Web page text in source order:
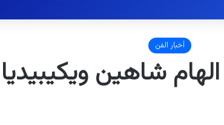
أخبار الفن
شاهين ويكيبيديا